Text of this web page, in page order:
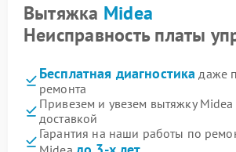
Вытяжка Midea
Неисправность платы
Бесплатная диагностика даже
ремонта
Привезем и увезем вытяжку Midea
доставкой
Гарантия на наши работы по